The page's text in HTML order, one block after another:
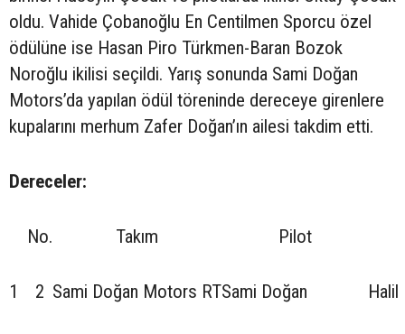
oldu. Vahide Çobanoğlu En Centilmen Sporcu özel
ödülüne ise Hasan Piro Türkmen-Baran Bozok
Noroğlu ikilisi seçildi. Yarış sonunda Sami Doğan
Motors’da yapılan ödül töreninde dereceye girenlere
kupalarını merhum Zafer Doğan’ın ailesi takdim etti.
Dereceler:
No. Takım Pilot
1 2 Sami Doğan Motors RTSami Doğan Halil